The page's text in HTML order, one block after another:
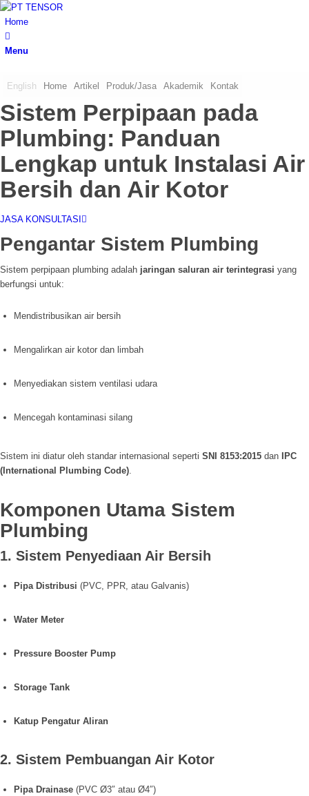
Home
Menu
English Home Artikel Produk/Jasa Akademik Kontak
Sistem Perpipaan pada
Plumbing: Panduan
Lengkap untuk Instalasi Air
Bersih dan Air Kotor
JASA KONSULTASI
Pengantar Sistem Plumbing
Sistem perpipaan plumbing adalah jaringan saluran air terintegrasi yang
berfungsi untuk:
Mendistribusikan air bersih
Mengalirkan air kotor dan limbah
Menyediakan sistem ventilasi udara
Mencegah kontaminasi silang
Sistem ini diatur oleh standar internasional seperti SNI 8153:2015 dan IPC
(International Plumbing Code)
Komponen Utama Sistem
Plumbing
1. Sistem Penyediaan Air Bersih
Pipa Distribusi (PVC, PPR, atau Galvanis)
Water Meter
Pressure Booster Pump
Storage Tank
Katup Pengatur Aliran
2. Sistem Pembuangan Air Kotor
Pipa Drainase (PVC Ø3″ atau Ø4″)